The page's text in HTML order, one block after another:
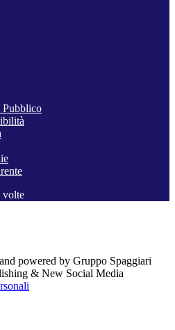
volte
powered by Gruppo Spaggiari
& New Social Media